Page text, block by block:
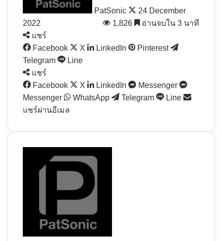
PatSonic
24 December
2022
1,826
อ่านจบใน 3 นาที
แชร์
Facebook
X LinkedIn
Pinterest
Telegram
Line
แชร์
Facebook
X LinkedIn
Messenger
Messenger
WhatsApp Telegram
Line
แชร์ผ่านอีเมล